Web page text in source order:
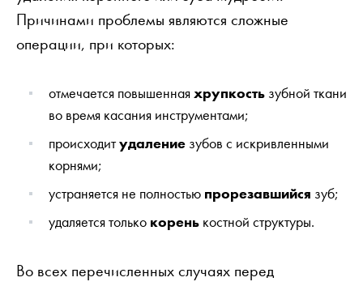
Причинами проблемы являются сложные
операции, при которых:
отмечается повышеннаяхрупкость зубной ткани
во время касания инструментами;
происходитудаление зубов с искривленными
корнями;
устраняется не полностью прорезавшийся зуб;
удаляется только корень костной структуры.
Во всех перечисленных случаях перед